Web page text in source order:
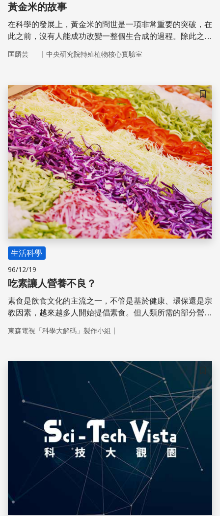
黃金米的故事
在科學的發展上，黃金米的問世是一項非常重要的突破，在
此之前，沒有人能成功改變一整個生合成的過程。除此之
物。
匡麟芸 ｜ 中央研究院轉殖植物核心實驗室
儲存
生活科學
96/12/19
吃素讓人營養不良？
素食是飲食文化的主流之一，不管是基於健康、環保還是宗
教因素，越來越多人開始提倡素食。但人類所需的部分營養
者該如何避免營養不良、吃得健康？
東森電視「科學大解碼」製作小組 ｜
儲存